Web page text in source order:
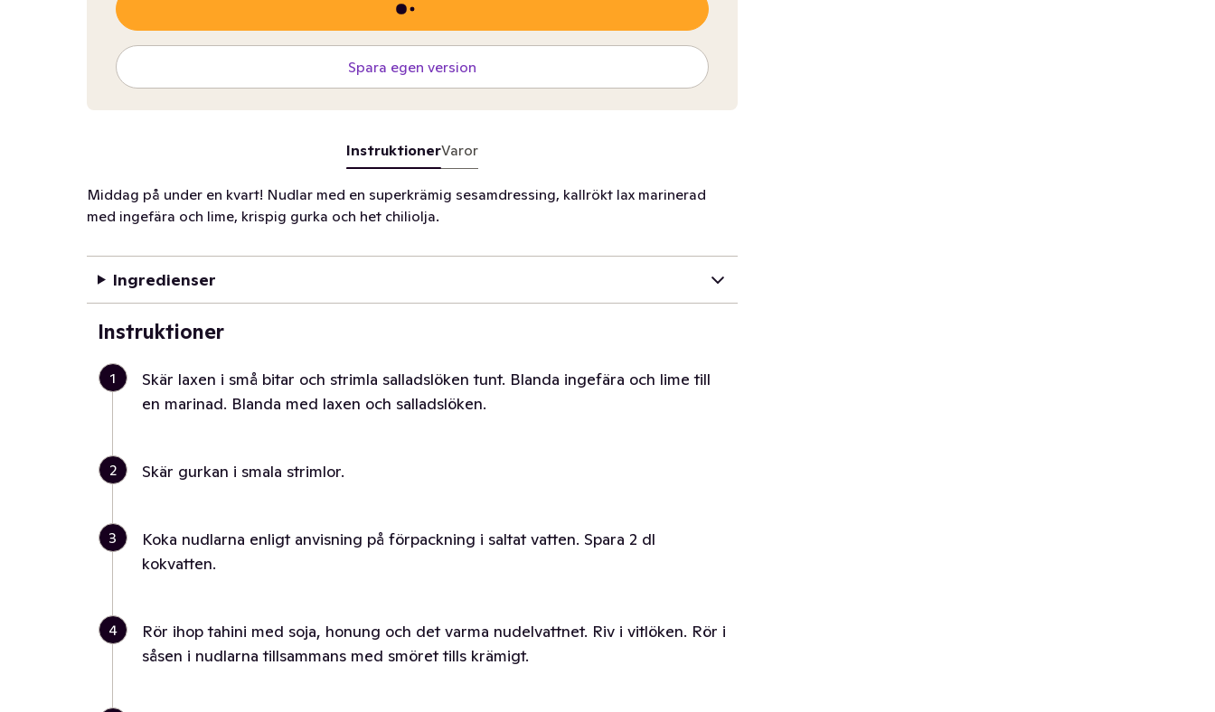
Spara egen version
InstruktionerVaror
Middag på under en kvart! Nudlar med en superkrämig sesamdressing, kallrökt lax marinerad
med ingefära och lime, krispig gurka och het chiliolja.
Ingredienser
Instruktioner
1
Skär laxen i små bitar och strimla salladslöken tunt. Blanda ingefära och lime till
en marinad. Blanda med laxen och salladslöken.
2 Skär gurkan i smala strimlor.
3
Koka nudlarna enligt anvisning på förpackning i saltat vatten. Spara 2 dl
kokvatten.
4
Rör ihop tahini med soja, honung och det varma nudelvattnet. Riv i vitlöken. Rör i
såsen i nudlarna tillsammans med smöret tills krämigt.